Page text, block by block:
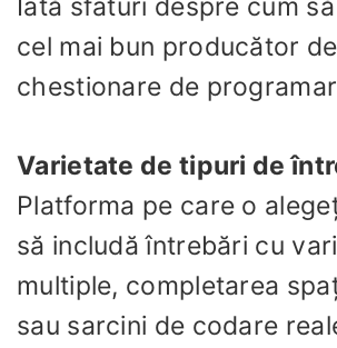
Iată sfaturi despre cum
cel mai bun producător de
chestionare de
Varietate de tipuri de
Platforma pe care o
să includă întrebări cu
multiple, completarea
sau sarcini de codare